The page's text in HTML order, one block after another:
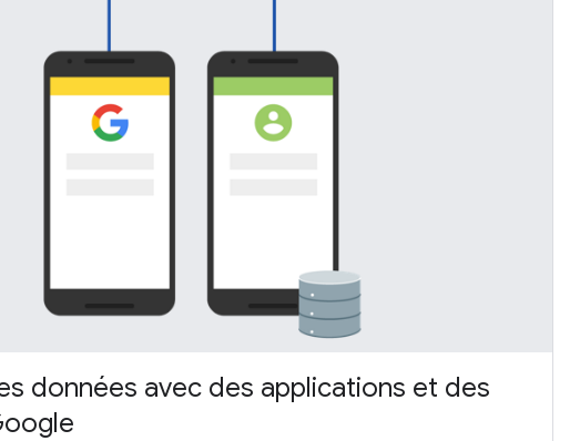
données avec des applications et des